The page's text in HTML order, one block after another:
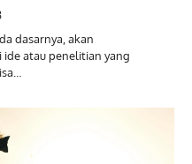
dasarnya, akan
atau penelitian yang